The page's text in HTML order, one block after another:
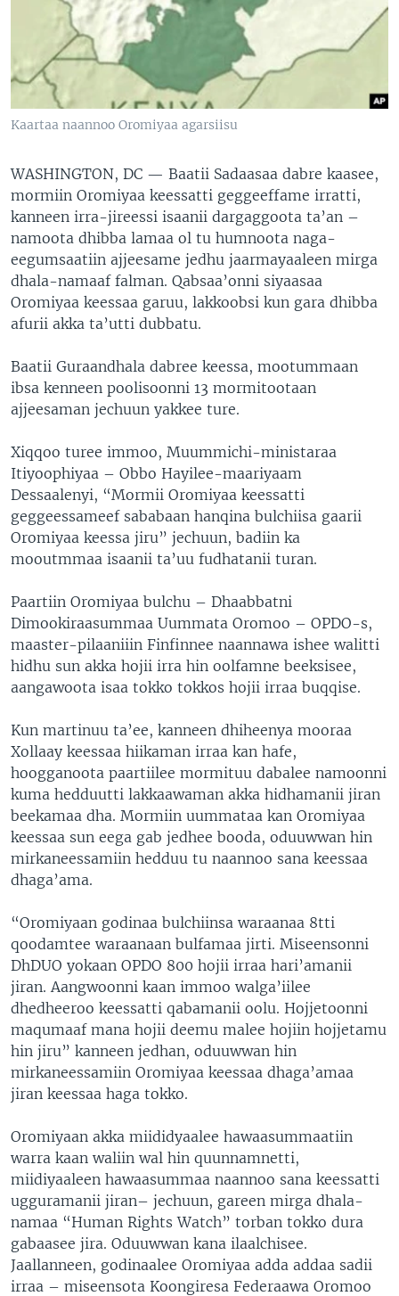
Kaartaa naannoo Oromiyaa agarsiisu
WASHINGTON, DC — Baatii Sadaasaa dabre kaasee,
mormiin Oromiyaa keessatti geggeeffame irratti,
kanneen irra-jireessi isaanii dargaggoota ta’an –
namoota dhibba lamaa ol tu humnoota naga-
eegumsaatiin ajjeesame jedhu jaarmayaaleen mirga
dhala-namaaf falman. Qabsaa’onni siyaasaa
Oromiyaa keessaa garuu, lakkoobsi kun gara dhibba
afurii akka ta’utti dubbatu.
Baatii Guraandhala dabree keessa, mootummaan
ibsa kenneen poolisoonni 13 mormitootaan
ajjeesaman jechuun yakkee ture.
Xiqqoo turee immoo, Muummichi-ministaraa
Itiyoophiyaa – Obbo Hayilee-maariyaam
Dessaalenyi, “Mormii Oromiyaa keessatti
geggeessameef sababaan hanqina bulchiisa gaarii
Oromiyaa keessa jiru” jechuun, badiin ka
mooutmmaa isaanii ta’uu fudhatanii turan.
Paartiin Oromiyaa bulchu – Dhaabbatni
Dimookiraasummaa Uummata Oromoo – OPDO-s,
maaster-pilaaniiin Finfinnee naannawa ishee walitti
hidhu sun akka hojii irra hin oolfamne beeksisee,
aangawoota isaa tokko tokkos hojii irraa buqqise.
Kun martinuu ta’ee, kanneen dhiheenya mooraa
Xollaay keessaa hiikaman irraa kan hafe,
hoogganoota paartiilee mormituu dabalee namoonni
kuma hedduutti lakkaawaman akka hidhamanii jiran
beekamaa dha. Mormiin uummataa kan Oromiyaa
keessaa sun eega gab jedhee booda, oduuwwan hin
mirkaneessamiin hedduu tu naannoo sana keessaa
dhaga’ama.
“Oromiyaan godinaa bulchiinsa waraanaa 8tti
qoodamtee waraanaan bulfamaa jirti. Miseensonni
DhDUO yokaan OPDO 800 hojii irraa hari’amanii
jiran. Aangwoonni kaan immoo walga’iilee
dhedheeroo keessatti qabamanii oolu. Hojjetoonni
maqumaaf mana hojii deemu malee hojiin hojjetamu
hin jiru” kanneen jedhan, oduuwwan hin
mirkaneessamiin Oromiyaa keessaa dhaga’amaa
jiran keessaa haga tokko.
Oromiyaan akka miididyaalee hawaasummaatiin
warra kaan waliin wal hin quunnamnetti,
miidiyaaleen hawaasummaa naannoo sana keessatti
ugguramanii jiran– jechuun, gareen mirga dhala-
namaa “Human Rights Watch” torban tokko dura
gabaasee jira. Oduuwwan kana ilaalchisee.
Jaallanneen, godinaalee Oromiyaa adda addaa sadii
irraa – miseensota Koongiresa Federaawa Oromoo